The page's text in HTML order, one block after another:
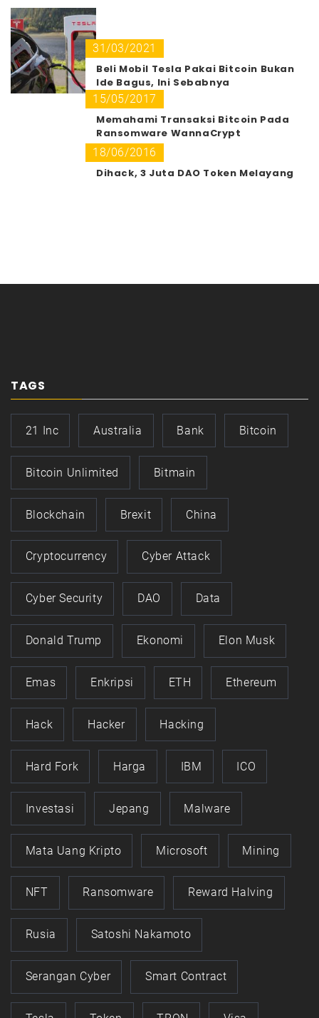
31/03/2021
Beli Mobil Tesla Pakai Bitcoin Bukan
Ide Bagus, Ini Sebabnya
15/05/2017
Memahami Transaksi Bitcoin Pada
Ransomware WannaCrypt
18/06/2016
Dihack, 3 Juta DAO Token Melayang
TAGS
21 Inc Australia Bank Bitcoin
Bitcoin Unlimited Bitmain
Blockchain Brexit China
Cryptocurrency Cyber Attack
Cyber Security DAO Data
Donald Trump Ekonomi Elon Musk
Emas Enkripsi ETH Ethereum
Hack Hacker Hacking
Hard Fork Harga IBM ICO
Investasi Jepang Malware
Mata Uang Kripto Microsoft Mining
NFT Ransomware Reward Halving
Rusia Satoshi Nakamoto
Serangan Cyber Smart Contract